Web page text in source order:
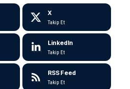
X
Takip Et
LinkedIn
Takip Et
RSS Feed
Takip Et